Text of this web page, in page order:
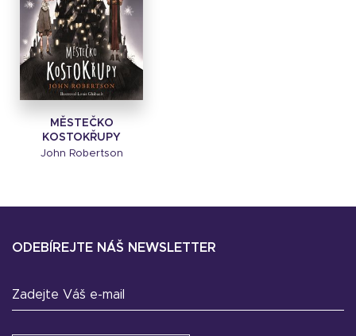
MĚSTEČKO
KOSTOKŘUPY
John Robertson
ODEBÍREJTE NÁŠ NEWSLETTER
Zadejte Váš e-mail